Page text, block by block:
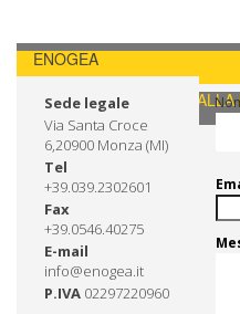
ENOGEA
CONTATTI / ISCRIVITI
Sede legale
Via Santa Croce
6,20900 Monza (MI)
Tel
+39.039.2302601
Fax
+39.0546.40275
E-mail
info@enogea.it
P.IVA 02297220960